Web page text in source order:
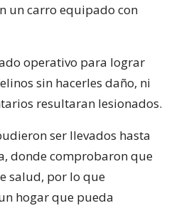
un carro equipado con
operativo para lograr
sin hacerles daño, ni
resultaran lesionados.
ser llevados hasta
donde comprobaron que
salud, por lo que
hogar que pueda